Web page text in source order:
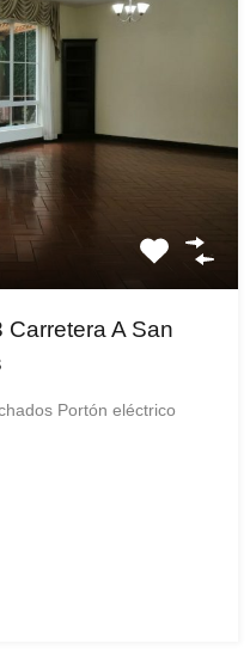
A San
Portón eléctrico